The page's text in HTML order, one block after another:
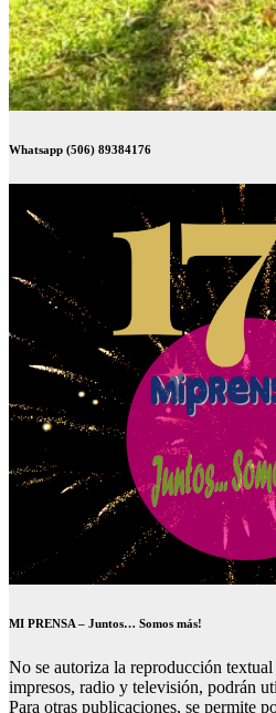
Whatsapp (506) 89384176
MI PRENSA – Juntos… Somos más!
No se autoriza la reproducción
impresos, radio y televisión, podrán
Para otras publicaciones, se permite